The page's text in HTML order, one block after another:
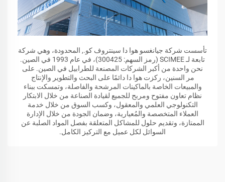
تأسست شركة جيانغسو هوا دا سينتروف كو., المحدودة، وهي شركة
تابعة لـ SCIMEE (رمز السهم: 300425)، في عام 1993 في الصين.
نحن واحدة من أكبر الشركات المصنعة للطرابيل في الصين. على
مر السنين، ركزت هوا دا دائمًا على البحث والتطوير والإنتاج
والمبيعات الخاصة بالماكينات المرشحة والفاصلة، وتمسكت ببناء
نظام تعاون مفتوح ومربح للجميع لقيادة الصناعة من خلال الابتكار
التكنولوجي العلمي والمعقول، وكسب السوق من خلال خدمة
العملاء المتخصصة والمُعيارية، وضمان الجودة من خلال الإدارة
الممتازة، وتقديم حلول للمشاكل المتعلقة بفصل المواد الصلبة عن
السوائل لكل عميل مع التركيز الكامل.